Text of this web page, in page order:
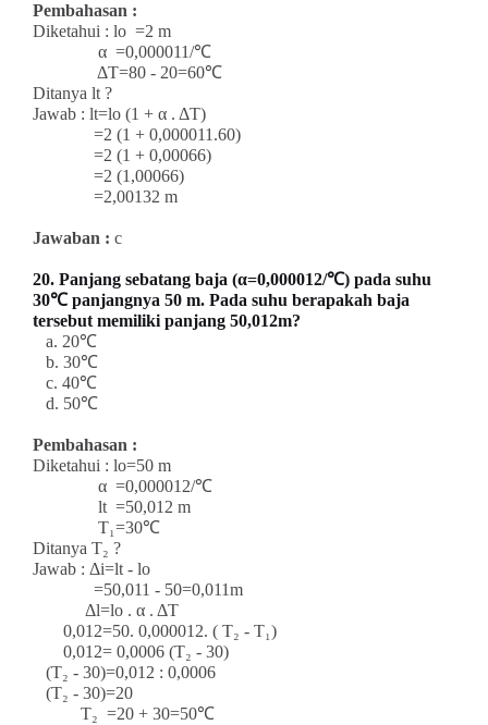
Pembahasan :
Diketahui : lo =2 m
α =0,000011/℃
ΔT=80 - 20=60℃
Ditanya lt ?
Jawab : lt=lo (1 + α . ΔT)
=2 (1 + 0,000011.60)
=2 (1 + 0,00066)
=2 (1,00066)
=2,00132 m
Jawaban : c
20. Panjang sebatang baja (α=0,000012/℃) pada suhu
30℃ panjangnya 50 m. Pada suhu berapakah baja
tersebut memiliki panjang 50,012m?
a. 20℃
b. 30℃
c. 40℃
d. 50℃
Pembahasan :
Diketahui : lo=50 m
α =0,000012/℃
lt =50,012 m
T₁=30℃
Ditanya T₂ ?
Jawab : Δi=lt - lo
=50,011 - 50=0,011m
Δl=lo . α . ΔT
0,012=50. 0,000012. ( T₂ - T₁)
0,012= 0,0006 (T₂ - 30)
(T₂ - 30)=0,012 : 0,0006
(T₂ - 30)=20
T₂ =20 + 30=50℃